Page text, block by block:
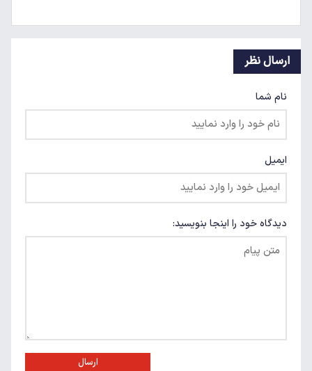
ارسال نظر
نام شما
ایمیل
دیدگاه خود را اینجا بنویسید:
ارسال